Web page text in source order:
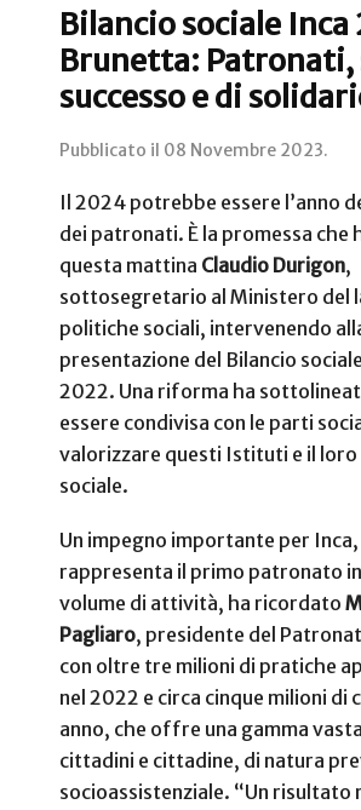
Bilancio sociale
Brunetta:
successo e di
Pubblicato il 08 Novembre 2023.
Il 2024 potrebbe essere l’anno
dei patronati. È la promessa che
questa mattina Claudio Durigon,
sottosegretario al Ministero del
politiche sociali, intervenendo
presentazione del Bilancio
2022. Una riforma ha
essere condivisa con le parti
valorizzare questi Istituti e il loro
sociale.
Un impegno importante per Inca,
rappresenta il primo patronato
volume di attività, ha ricordato
Pagliaro, presidente del
con oltre tre milioni di pratiche
nel 2022 e circa cinque milioni di
anno, che offre una gamma
cittadini e cittadine, di natura
socioassistenziale. “Un risultato